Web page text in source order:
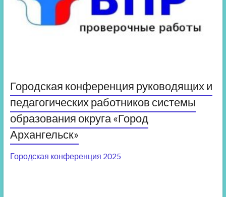
Городская конференция руководящих и
педагогических работников системы
образования округа «Город
Архангельск»
Городская конференция 2025